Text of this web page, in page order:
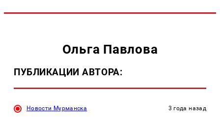
Ольга Павлова
ПУБЛИКАЦИИ АВТОРА:
Новости Мурманска 3 года назад